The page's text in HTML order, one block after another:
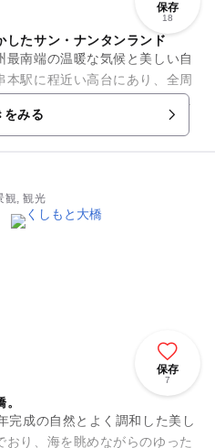
保存
18
したサン・ナンタンランド
南端の温暖な気候と美しい自
駅に程近い高台にあり、全周
な立地になっています。テニ
をみる
観, 観光
保存
7
完成の自然とよく調和した美し
り、海を眺めながらのゆった